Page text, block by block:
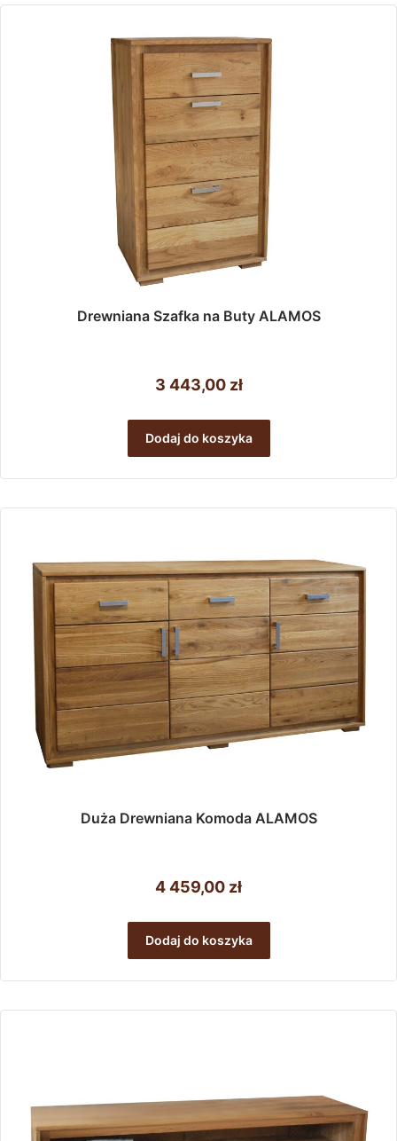
Drewniana Szafka na Buty ALAMOS
3 443,00 zł
Dodaj do koszyka
Duża Drewniana Komoda ALAMOS
4 459,00 zł
Dodaj do koszyka